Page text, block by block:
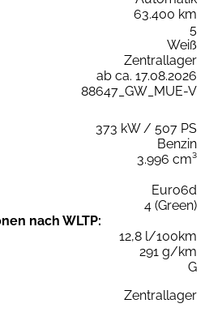
63.400 km
5
Weiß
Zentrallager
ab ca. 17.08.2026
88647_GW_MUE-V
373 kW / 507 PS
Benzin
3.996 cm³
Euro6d
4 (Green)
nach WLTP:
12,8 l/100km
291 g/km
G
Zentrallager